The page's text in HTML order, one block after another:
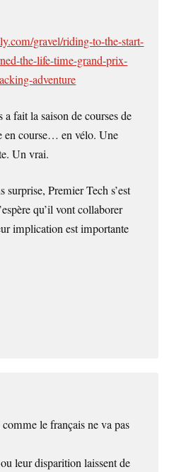
gravel/riding-to-the-start-
the-life-time-grand-prix-
adventure
fait la saison de courses de
en course… en vélo. Une
Un vrai.
surprise, Premier Tech s’est
qu’il vont collaborer
implication est importante
le français ne va pas
leur disparition laissent de